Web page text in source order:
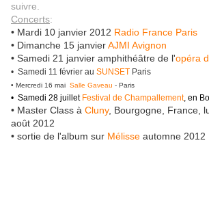
suivre.
Concerts:
• Mardi 10 janvier 2012 Radio France Paris
• Dimanche 15 janvierAJMI Avignon
• Samedi 21 janvier amphithéâtre de l'opéra
• Samedi 11 février au SUNSET Paris
• Mercredi 16 mai Salle Gaveau - Paris
• Samedi 28 juillet Festival de Champallement, en
• Master Class à Cluny, Bourgogne, France,
août 2012
• sortie de l'album sur Mélisse automne 2012